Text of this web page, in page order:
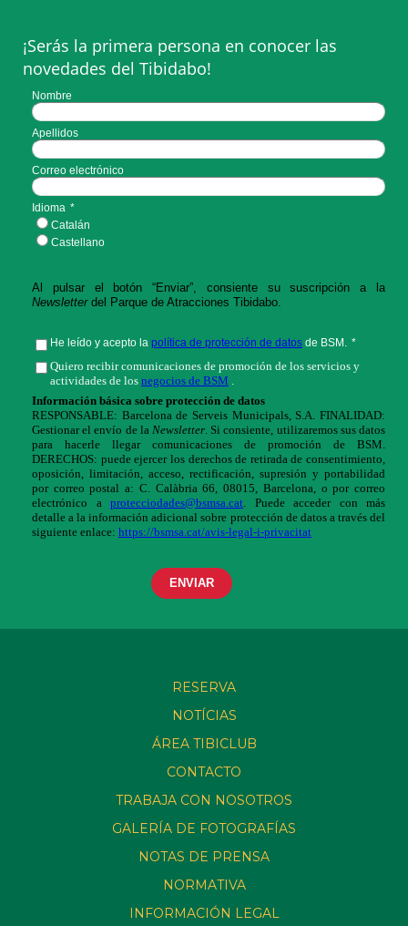
¡Serás la primera persona en conocer las
novedades del Tibidabo!
RESERVA
NOTÍCIAS
ÁREA TIBICLUB
CONTACTO
TRABAJA CON NOSOTROS
GALERÍA DE FOTOGRAFÍAS
NOTAS DE PRENSA
NORMATIVA
INFORMACIÓN LEGAL